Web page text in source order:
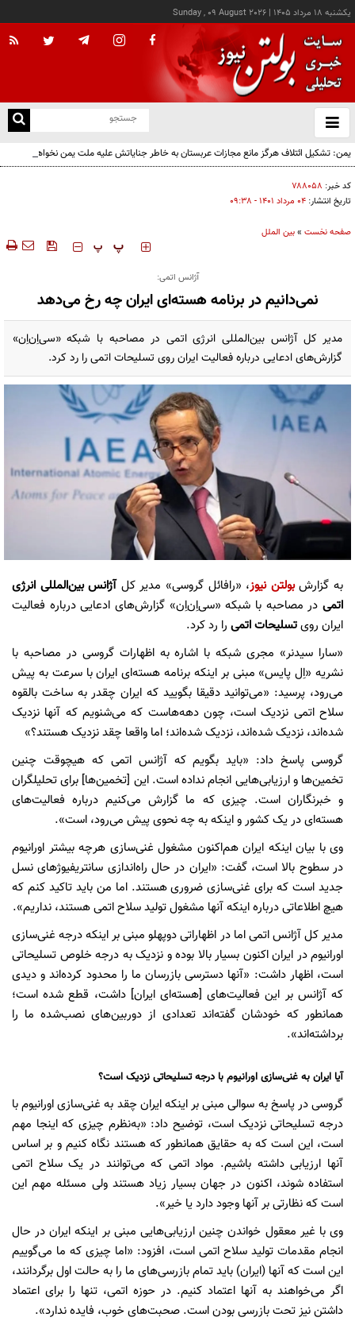
يکشنبه ۱۸ مرداد ۱۴۰۵ |
Sunday , 09 August 2026
باز
و
یمن: تشکیل ائتلاف هرگز مانع مجازات عربستان به خاطر جنایاتش علیه ملت یمن نخواهد شد
کد خبر: ۷۸۸۰۵۸
تاریخ انتشار: ۰۴ مرداد ۱۴۰۱ - ۰۹:۳۸
صفحه نخست »بین الملل
‍‍‍ پ پ
آژانس اتمی:
نمی‌دانیم در برنامه هسته‌ای ایران چه رخ می‌دهد
مدیر کل آژانس بین‌المللی انرژی اتمی در مصاحبه با شبکه «سی‌‌اِن‌اِن»
گزارش‌های ادعایی درباره فعالیت ایران روی تسلیحات اتمی را رد کرد.
به گزارشبولتن نیوز، «رافائل گروسی» مدیر کلآژانس بین‌المللی انرژی
اتمی در مصاحبه با شبکه «سی‌‌اِن‌اِن» گزارش‌های ادعایی درباره فعالیت
ایران رویتسلیحات اتمی را رد کرد.
«سارا سیدنر» مجری شبکه با اشاره به اظهارات گروسی در مصاحبه با
نشریه «اِل پایس» مبنی بر اینکه برنامه هسته‌ای ایران با سرعت به پیش
می‌رود، پرسید: «می‌توانید دقیقا بگویید که ایران چقدر به ساخت بالقوه
سلاح اتمی نزدیک است، چون دهه‌هاست که می‌شنویم که آنها نزدیک
شده‌اند، نزدیک شده‌اند، نزدیک شده‌اند؛ اما واقعا چقد نزدیک هستند؟»
گروسی پاسخ داد: «باید بگویم که آژانس اتمی که هیچوقت چنین
تخمین‌ها و ارزیابی‌هایی انجام نداده است. این [تخمین‌ها] برای تحلیلگران
و خبرنگاران است. چیزی که ما گزارش می‌کنیم درباره فعالیت‌های
هسته‌ای در یک کشور و اینکه به چه نحوی پیش می‌رود، است».
وی با بیان اینکه ایران هم‌اکنون مشغول غنی‌سازی هرچه بیشتر اورانیوم
در سطوح بالا است، گفت: «ایران در حال راه‌اندازی سانتریفیوژهای نسل
جدید است که برای غنی‌سازی ضروری هستند. اما من باید تاکید کنم که
هیچ اطلاعاتی درباره اینکه آنها مشغول تولید سلاح اتمی هستند، نداریم».
مدیر کل آژانس اتمی اما در اظهاراتی دوپهلو مبنی بر اینکه درجه غنی‌سازی
اورانیوم در ایران اکنون بسیار بالا بوده و نزدیک به درجه خلوص تسلیحاتی
است، اظهار داشت: «آنها دسترسی بازرسان ما را محدود کرده‌اند و دیدی
که آژانس بر این فعالیت‌های [هسته‌ای ایران] داشت، قطع شده است؛
همانطور که خودشان گفته‌اند تعدادی از دوربین‌های نصب‌شده ما را
برداشته‌اند».
آیا ایران به غنی‌سازی اورانیوم با درجه تسلیحاتی نزدیک است؟
گروسی در پاسخ به سوالی مبنی بر اینکه ایران چقد به غنی‌سازی اورانیوم با
درجه تسلیحاتی نزدیک است، توضیح داد: «به‌نظرم چیزی که اینجا مهم
است، این است که به حقایق همانطور که هستند نگاه کنیم و بر اساس
آنها ارزیابی داشته باشیم. مواد اتمی که می‌توانند در یک سلاح اتمی
استفاده شوند، اکنون در جهان بسیار زیاد هستند ولی مسئله مهم این
است که نظارتی بر آنها وجود دارد یا خیر».
وی با غیر معقول خواندن چنین ارزیابی‌هایی مبنی بر اینکه ایران در حال
انجام مقدمات تولید سلاح اتمی است، افزود: «اما چیزی که ما می‌گوییم
این است که آنها (ایران) باید تمام بازرسی‌های ما را به حالت اول برگردانند،
اگر می‌خواهند به آنها اعتماد کنیم. در حوزه اتمی، تنها را برای اعتماد
داشتن نیز تحت بازرسی بودن است. صحبت‌های خوب، فایده ندارد».